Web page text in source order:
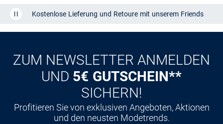
Kostenlose Lieferung und Retoure mit unserem Friends
CLUB
ZUM NEWSLETTER ANMELDEN
UND 5€ GUTSCHEIN**
SICHERN!
Profitieren Sie von exklusiven Angeboten, Aktionen
und den neusten Modetrends.